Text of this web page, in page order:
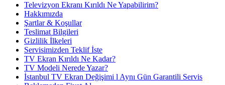
Televizyon Ekranı Kırıldı Ne Yapabilirim?
Hakkımızda
Şartlar & Koşullar
Teslimat Bilgileri
Gizlilik İlkeleri
Servisimizden Teklif İste
TV Ekran Kırıldı Ne Kadar?
TV Modeli Nerede Yazar?
İstanbul TV Ekran Değişimi l Aynı Gün Garantili Servis